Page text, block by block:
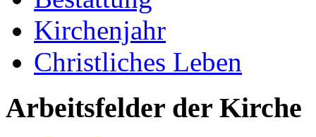
Kirchenjahr
Christliches Leben
Arbeitsfelder der Kirche